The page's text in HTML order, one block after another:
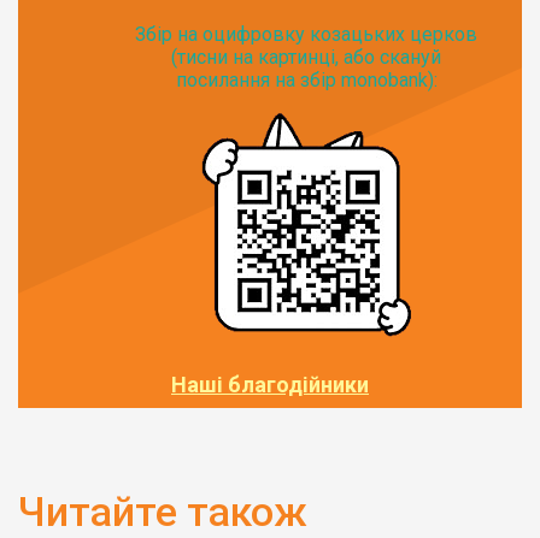
Збір на оцифровку козацьких церков
(тисни на картинці, або скануй
посилання на збір monobank):
Наші благодійники
Читайте також